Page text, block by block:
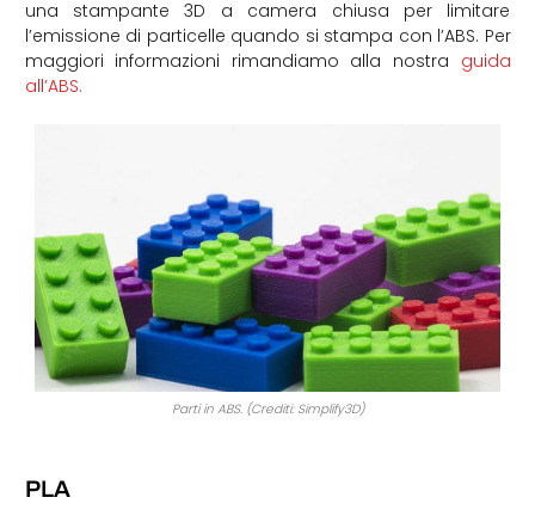
una stampante 3D a camera chiusa per limitare
l’emissione di particelle quando si stampa con l’ABS. Per
maggiori informazioni rimandiamo alla nostra guida
all’ABS.
Parti in ABS. (Crediti: Simplify3D)
PLA